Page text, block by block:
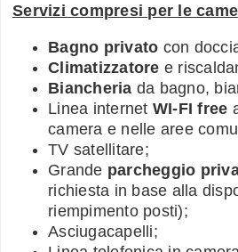
Servizi compresi per le
Bagno privato con
Climatizzatore e
Biancheria da bagno,
Linea internet WI-FI free
camera e nelle aree
TV satellitare;
Grande parcheggio
richiesta in base alla
riempimento posti);
Asciugacapelli;